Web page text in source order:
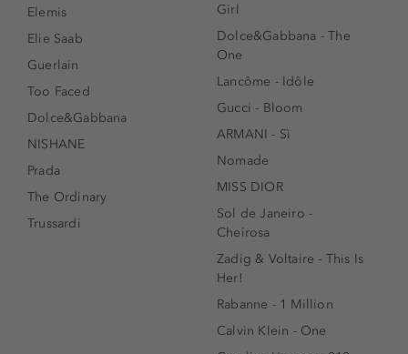
Elemis
Elie Saab
Guerlain
Too Faced
Dolce&Gabbana
NISHANE
Prada
The Ordinary
Trussardi
Girl
Dolce&Gabbana - The
One
Lancôme - Idôle
Gucci - Bloom
ARMANI - Sì
Nomade
MISS DIOR
Sol de Janeiro -
Cheirosa
Zadig & Voltaire - This Is
Her!
Rabanne - 1 Million
Calvin Klein - One